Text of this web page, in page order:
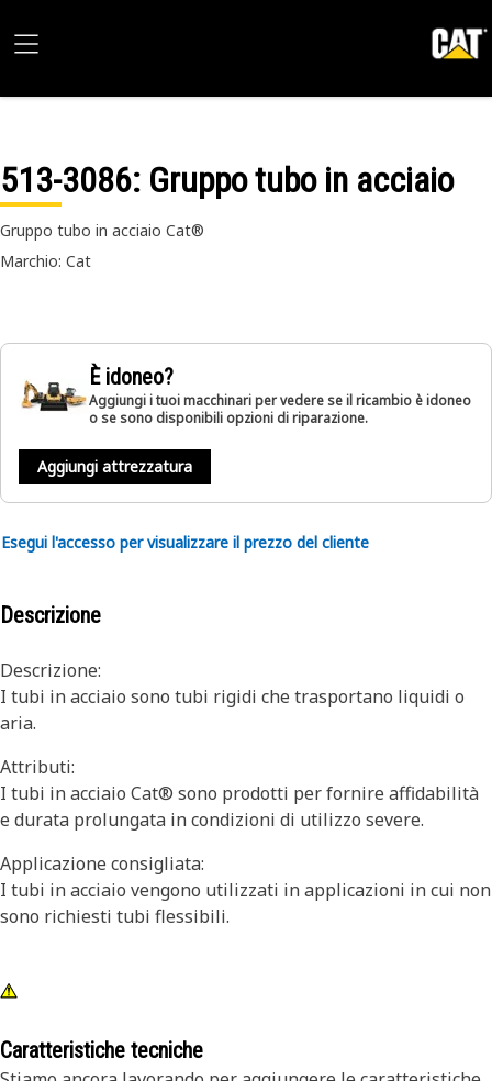
513-3086: Gruppo tubo in acciaio
Gruppo tubo in acciaio Cat®
Marchio: Cat
È idoneo?
Aggiungi i tuoi macchinari per vedere se il ricambio è idoneo
o se sono disponibili opzioni di riparazione.
Aggiungi attrezzatura
Esegui l'accesso per visualizzare il prezzo del cliente
Descrizione
Descrizione:
I tubi in acciaio sono tubi rigidi che trasportano liquidi o
aria.
Attributi:
I tubi in acciaio Cat® sono prodotti per fornire affidabilità
e durata prolungata in condizioni di utilizzo severe.
Applicazione consigliata:
I tubi in acciaio vengono utilizzati in applicazioni in cui non
sono richiesti tubi flessibili.
Caratteristiche tecniche